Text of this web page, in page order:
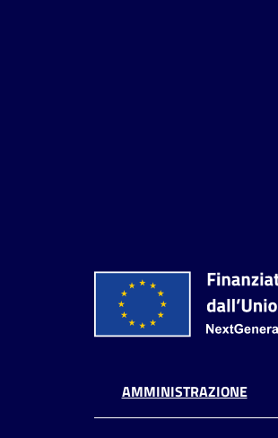
AMMINISTRAZIONE